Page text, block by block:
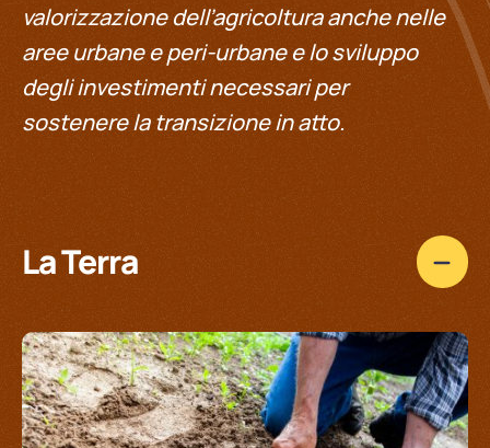
valorizzazione dell’agricoltura anche nelle
aree urbane e peri-urbane e lo sviluppo
degli investimenti necessari per
sostenere la transizione in atto.
La Terra